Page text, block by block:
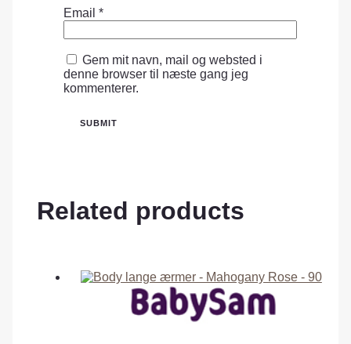
Email *
Gem mit navn, mail og websted i
denne browser til næste gang jeg
kommenterer.
Related products